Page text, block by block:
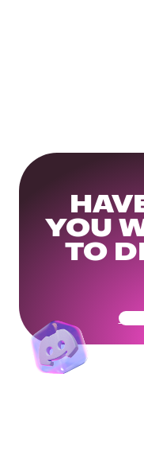
YOU
TO
Get